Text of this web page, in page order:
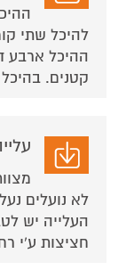
להיכל שתי
ההיכל ארבע
קטנים.
לא נועלים
העלייה יש
חציצות ע'י